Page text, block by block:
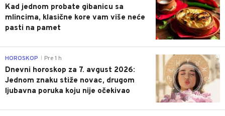
Kad jednom probate gibanicu sa
mlincima, klasične kore vam više neće
pasti na pamet
0
HOROSKOP Pre 1 h
Dnevni horoskop za 7. avgust 2026:
Jednom znaku stiže novac, drugom
ljubavna poruka koju nije očekivao